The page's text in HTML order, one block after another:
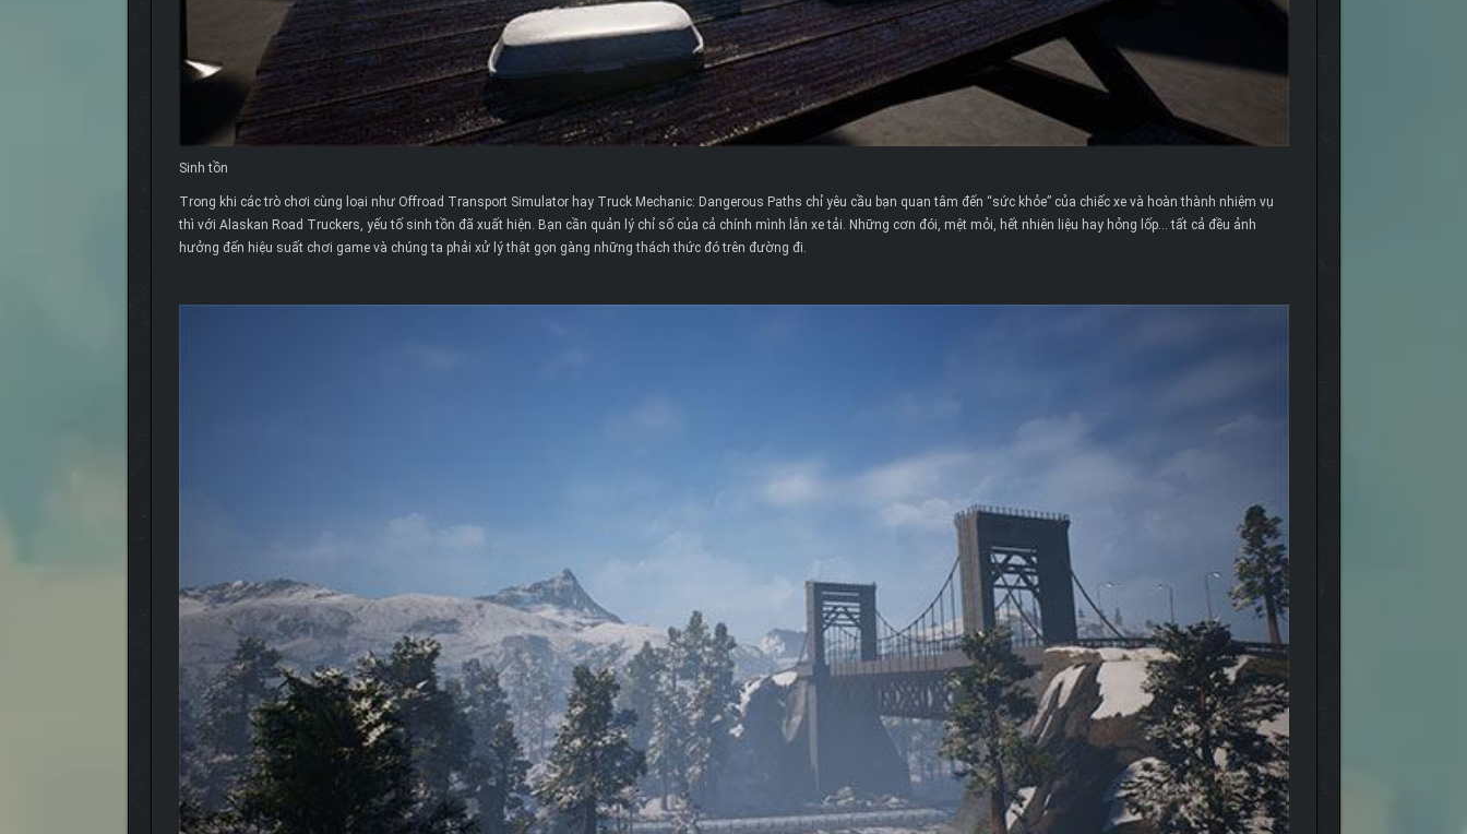
Sinh tồn
Trong khi các trò chơi cùng loại như Offroad Transport Simulator hay Truck Mechanic: Dangerous Paths chỉ yêu cầu bạn quan tâm đến “sức khỏe” của chiếc xe và hoàn thành nhiệm vụ
thì với Alaskan Road Truckers, yếu tố sinh tồn đã xuất hiện. Bạn cần quản lý chỉ số của cả chính mình lẫn xe tải. Những cơn đói, mệt mỏi, hết nhiên liệu hay hỏng lốp… tất cả đều ảnh
hưởng đến hiệu suất chơi game và chúng ta phải xử lý thật gọn gàng những thách thức đó trên đường đi.